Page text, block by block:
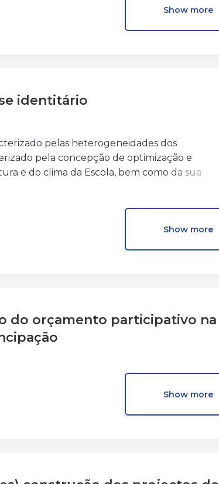
Show more
identitário
pelas heterogeneidades dos
pela concepção de optimização e
e do clima da Escola, bem como da sua
(PEE), elucida as suas dinâmicas
os dias e origina um sentimento de
gerar correlações entre o antigo, o actual e
Show more
do orçamento participativo na
Show more